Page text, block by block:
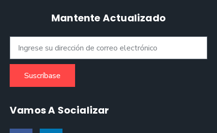
Mantente Actualizado
Suscríbase
Vamos A Socializar